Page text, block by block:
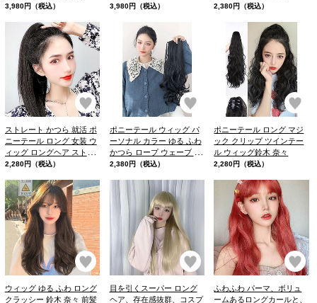
キングをチェック！
3,980円（税込） 3,980円（税込） 2,380円（税込）
お気に入り
ストレート かつら 就活 ポ
ニーテール ロング 女装 ウ
ィッグ ロングヘア ストレ
ート
2,280円（税込）
お気に入り
ポニーテール ウィッグ パ
ーソナル カラー ゆる ふわ
かつら ロープ ウェーブ 巻
き ポニーテール
2,380円（税込）
ポニーテール ロング マジ
ック クリップ ツインテー
ル ウィッグ鈴木 奈々
2,280円（税込）
お気に入り
ウィッグ ゆる ふわ ロング
クラッシー 鈴木 奈々 前髪
お気に入り
目を引くスーパー ロング
ヘア、存在感抜群、コスプ
お
ふわふわ パーマ、ボリュ
ームあるロングカールと、